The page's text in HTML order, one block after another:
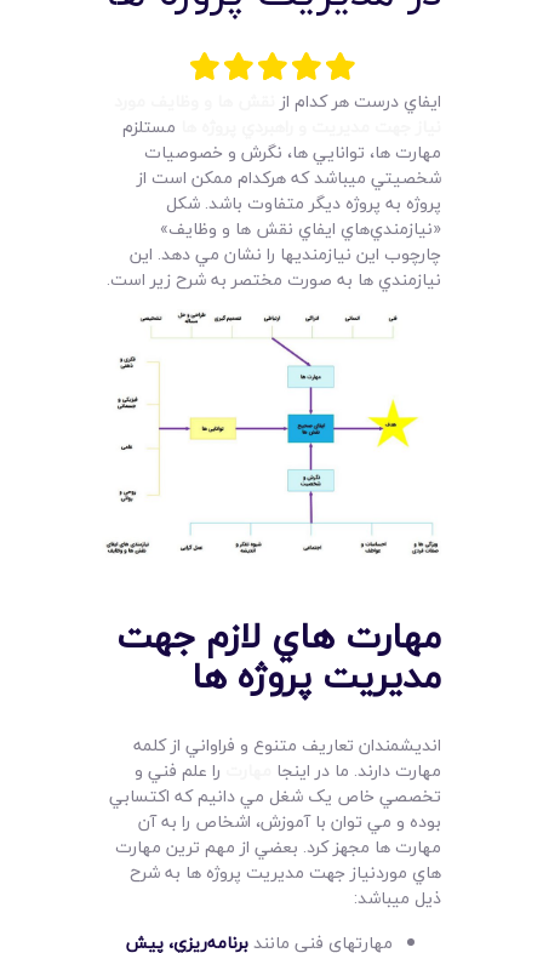
ايفاي درست هر کدام از
مستلزم
مهارت ها، توانايي ها، نگرش و خصوصيات
شخصيتي ميباشد که هرکدام ممکن است از
پروژه به پروژه ديگر متفاوت باشد. شکل
«نيازمندي‌هاي ايفاي نقش ها و وظايف»
چارچوب اين نيازمنديها را نشان مي دهد. اين
نيازمندي ها به صورت مختصر به شرح زير است.
مهارت هاي لازم جهت
مديريت پروژه ها
انديشمندان تعاريف متنوع و فراواني از کلمه
مهارت دارند. ما در اينجا
را علم فني و
تخصصي خاص يک شغل مي دانيم که اکتسابي
بوده و مي توان با آموزش، اشخاص را به آن
مهارت ها مجهز کرد. بعضي از مهم ترين مهارت
هاي موردنياز جهت مديريت پروژه ها به شرح
ذيل ميباشد:
مهارتهاي فني مانندبرنامه‌ريزي، پيش